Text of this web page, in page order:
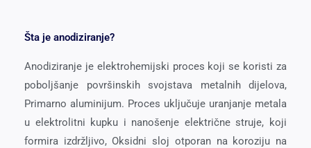
Šta je anodiziranje?
Anodiziranje je elektrohemijski proces koji se koristi za
poboljšanje površinskih svojstava metalnih dijelova,
Primarno aluminijum. Proces uključuje uranjanje metala
u elektrolitni kupku i nanošenje električne struje, koji
formira izdržljivo, Oksidni sloj otporan na koroziju na